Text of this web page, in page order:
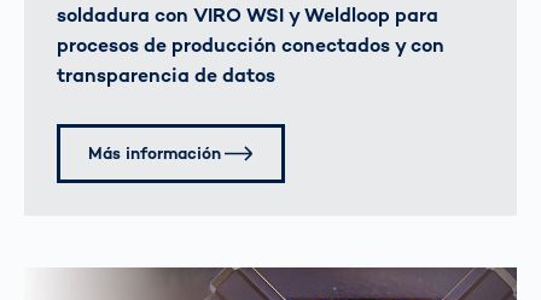
soldadura con VIRO WSI y Weldloop para
procesos de producción conectados y con
transparencia de datos
Más información